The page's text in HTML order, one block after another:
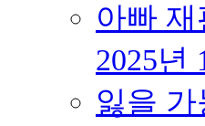
아빠
2025년
잃을